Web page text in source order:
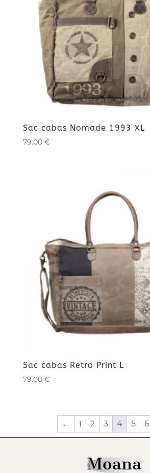
Sac cabas Nomade 1993 XL
79.00 €
Sac cabas Retro Print L
79.00 €
← 1 2 3 4 5 6